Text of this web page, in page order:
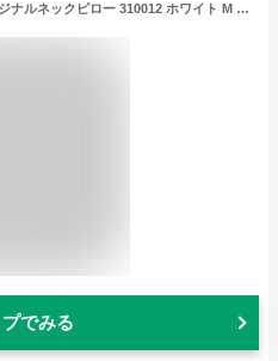
TEMPUR テンピュール オリジナルネックピロー 310012 ホワイト M テンピュール・シーリー・ジャパン │ 枕 ベッド関連 ピロー 寝具 スタンダードデザイン 仰向け寝 横向き寝 高齢者 介護
でみる